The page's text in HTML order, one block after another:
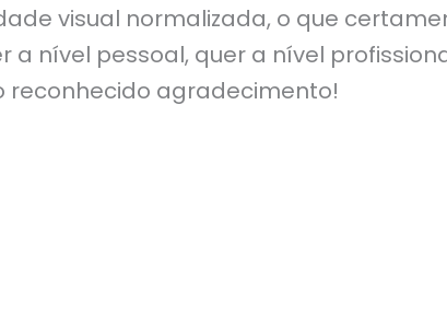
visual normalizada, o que
a nível pessoal, quer a nível
reconhecido agradecimento!